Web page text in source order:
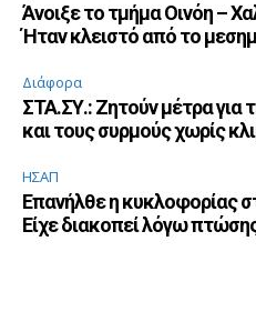
Άνοιξε το τμήμα Οινόη –
Ήταν κλειστό από το
Διάφορα
ΣΤΑ.ΣΥ.: Ζητούν μέτρα για
και τους συρμούς χωρίς
ΗΣΑΠ
Επανήλθε η κυκλοφορίας
Είχε διακοπεί λόγω